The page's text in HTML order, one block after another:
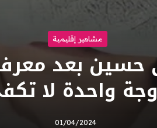
مشاهير إقليمية
حسين بعد
واحدة لا
01/04/2024